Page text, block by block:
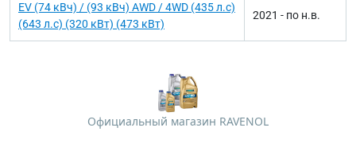
EV (74 кВч) / (93 кВч) AWD / 4WD (435 л.с)
(643 л.с) (320 кВт) (473 кВт)
2021 - по н.в.
Официальный магазин RAVENOL